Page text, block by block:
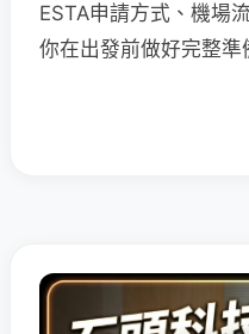
ESTA申請方式、機場
你在出發前做好完整準